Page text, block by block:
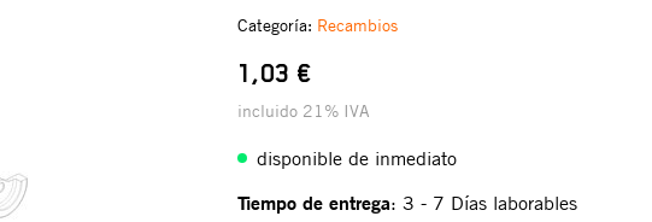
Categoría: Recambios
1,03 €
incluido 21% IVA
disponible de inmediato
Tiempo de entrega: 3 - 7 Días laborables